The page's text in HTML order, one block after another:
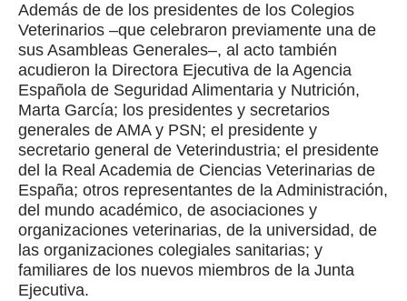
Además de de los presidentes de los Colegios
Veterinarios –que celebraron previamente una de
sus Asambleas Generales–, al acto también
acudieron la Directora Ejecutiva de la Agencia
Española de Seguridad Alimentaria y Nutrición,
Marta García; los presidentes y secretarios
generales de AMA y PSN; el presidente y
secretario general de Veterindustria; el presidente
del la Real Academia de Ciencias Veterinarias de
España; otros representantes de la Administración,
del mundo académico, de asociaciones y
organizaciones veterinarias, de la universidad, de
las organizaciones colegiales sanitarias; y
familiares de los nuevos miembros de la Junta
Ejecutiva.